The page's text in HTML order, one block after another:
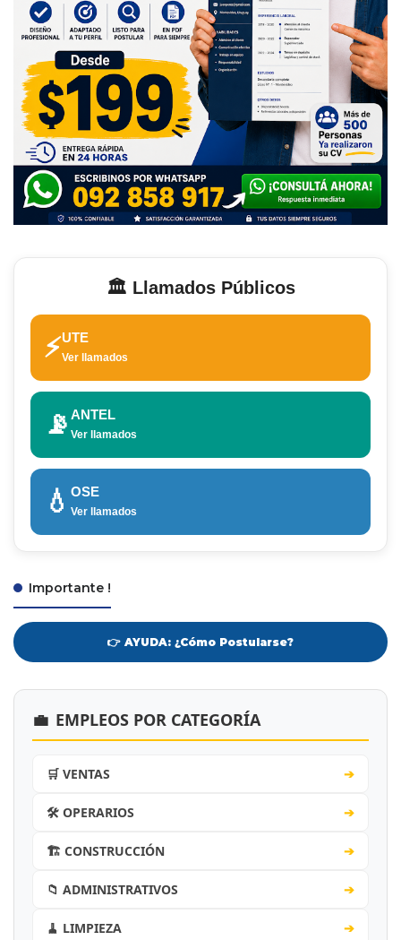
🏛️ Llamados Públicos
⚡UTE
Ver llamados
📡 ANTEL
Ver llamados
💧 OSE
Ver llamados
Importante !
👉 AYUDA: ¿Cómo Postularse?
💼 EMPLEOS POR CATEGORÍA
🛒 VENTAS ➔
🛠️ OPERARIOS ➔
🏗️ CONSTRUCCIÓN ➔
📁 ADMINISTRATIVOS ➔
🧹 LIMPIEZA ➔